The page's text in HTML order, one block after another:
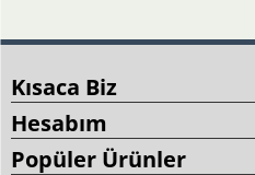
Kısaca Biz
Hesabım
Popüler Ürünler